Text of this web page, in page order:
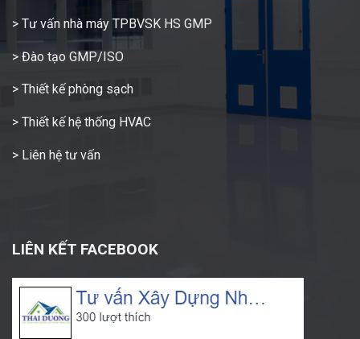
> Tư vấn nhà máy TPBVSK HS GMP
> Đào tạo GMP/ISO
> Thiết kế phòng sạch
> Thiết kế hệ thống HVAC
> Liên hệ tư vấn
LIÊN KẾT FACEBOOK